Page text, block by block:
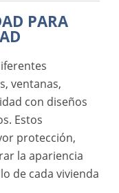
PARA
ventanas,
con diseños
Estos
protección,
la apariencia
de cada vivienda